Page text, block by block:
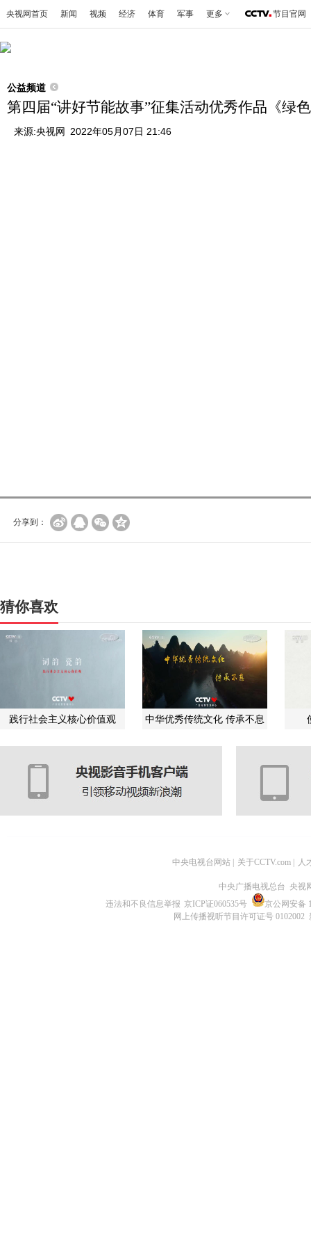
央视网首页 新闻 视频 经济 体育 军事 更多 节目官网
公益频道
第四届“讲好节能故事”征集活动优秀作品《绿
来源:央视网 2022年05月07日 21:46
分享到：
猜你喜欢
践行社会主义核心价值观 中华优秀传统文化 传承不息
中央电视台网站 关于CCTV.com 人
中央广播电视总台 央视
违法和不良信息举报 京ICP证060535号
京公网安备
网上传播视听节目许可证号 0102002